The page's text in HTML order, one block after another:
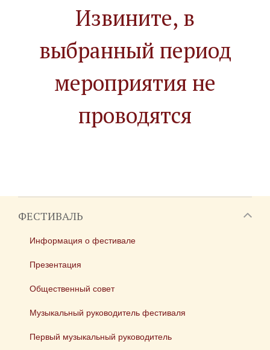
Извините, в
выбранный период
мероприятия не
проводятся
ФЕСТИВАЛЬ
Информация о фестивале
Презентация
Общественный совет
Музыкальный руководитель фестиваля
Первый музыкальный руководитель